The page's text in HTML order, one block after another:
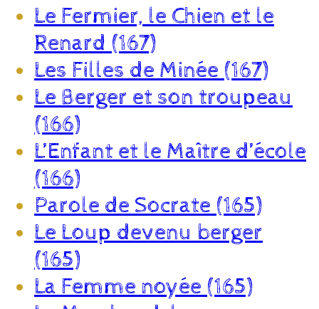
Le Fermier, le Chien et le
Renard (167)
Les Filles de Minée (167)
Le Berger et son troupeau
(166)
L’Enfant et le Maître d’école
(166)
Parole de Socrate (165)
Le Loup devenu berger
(165)
La Femme noyée (165)